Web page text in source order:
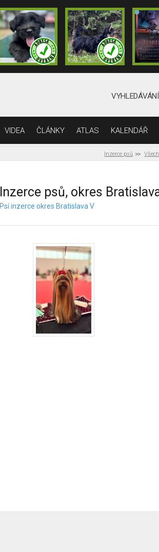
VYHLEDÁVÁNÍ
VIDEA ČLÁNKY ATLAS KALENDÁŘ
Inzerce psů
Inzerce psů, okres
Psí inzerce okres Bratislava V